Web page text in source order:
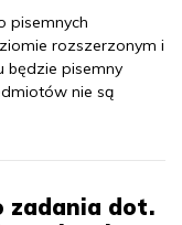
pisemnych
rozszerzonym i
będzie pisemny
nie są
zadania dot.